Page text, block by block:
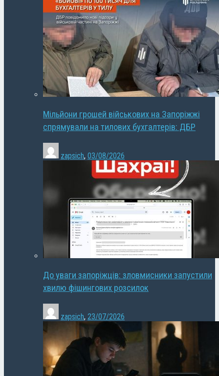
Мільйони грошей військових на Запоріжжі
спрямували на тилових бухгалтерів: ДБР
zapsich, 03/08/2026
До уваги запоріжців: зловмисники запустили
хвилю фішингових розсилок
zapsich, 23/07/2026